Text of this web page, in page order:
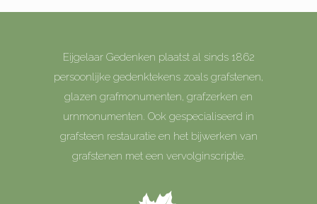
Eijgelaar Gedenken plaatst al sinds 1862
persoonlijke gedenktekens zoals grafstenen,
glazen grafmonumenten, grafzerken en
urnmonumenten. Ook gespecialiseerd in
grafsteen restauratie en het bijwerken van
grafstenen met een vervolginscriptie.